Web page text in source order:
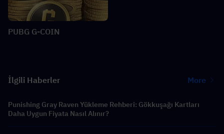
PUBG G-COIN
İlgili Haberler More
Punishing Gray Raven Yükleme Rehberi: Gökkuşağı Kartları
Daha Uygun Fiyata Nasıl Alınır?